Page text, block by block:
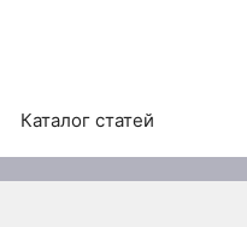
Каталог статей